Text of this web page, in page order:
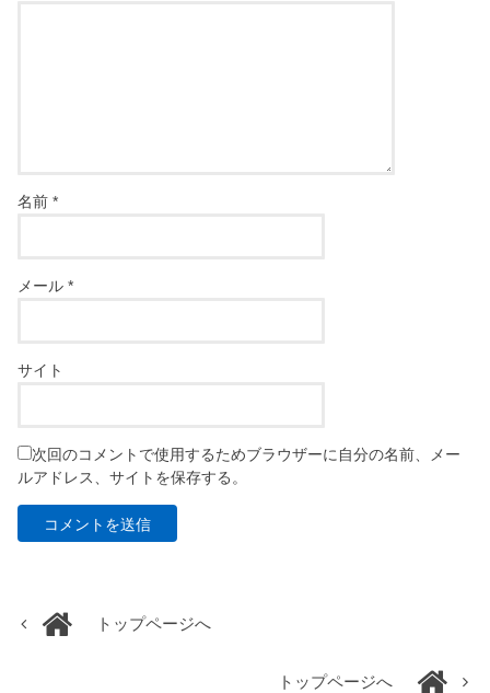
名前*
メール*
サイト
次回のコメントで使用するためブラウザーに自分の名前、メー
ルアドレス、サイトを保存する。
トップページへ
トップページへ